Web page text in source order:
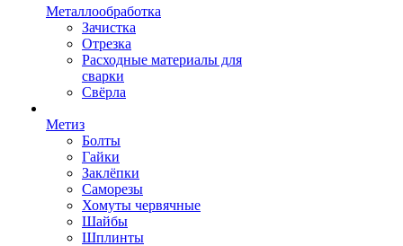
Металлообработка
Зачистка
Отрезка
Расходные материалы для
сварки
Свёрла
Метиз
Болты
Гайки
Заклёпки
Саморезы
Хомуты червячные
Шайбы
Шплинты